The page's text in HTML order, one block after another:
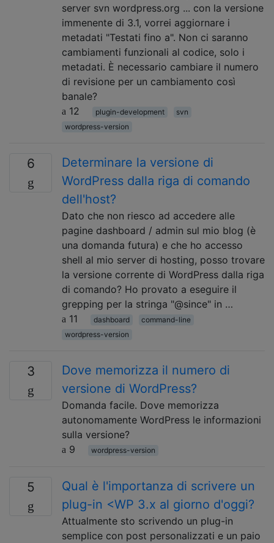
server svn wordpress.org ... con la versione
immenente di 3.1, vorrei aggiornare i
metadati "Testati fino a". Non ci saranno
cambiamenti funzionali al codice, solo i
metadati. È necessario cambiare il numero
di revisione per un cambiamento così
banale?
12
plugin-development
svn
wordpress-version
6
Determinare la versione di
WordPress dalla riga di comando
dell'host?
Dato che non riesco ad accedere alle
pagine dashboard / admin sul mio blog (è
una domanda futura) e che ho accesso
shell al mio server di hosting, posso trovare
la versione corrente di WordPress dalla riga
di comando? Ho provato a eseguire il
grepping per la stringa "@since" in …
11
dashboard
command-line
wordpress-version
3
Dove memorizza il numero di
versione di WordPress?
Domanda facile. Dove memorizza
autonomamente WordPress le informazioni
sulla versione?
9
wordpress-version
5
Qual è l'importanza di scrivere un
plug-in <WP 3.x al giorno d'oggi?
Attualmente sto scrivendo un plug-in
semplice con post personalizzati e un paio